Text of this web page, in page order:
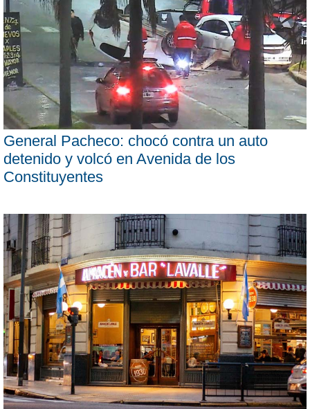
General Pacheco: chocó contra un auto
detenido y volcó en Avenida de los
Constituyentes